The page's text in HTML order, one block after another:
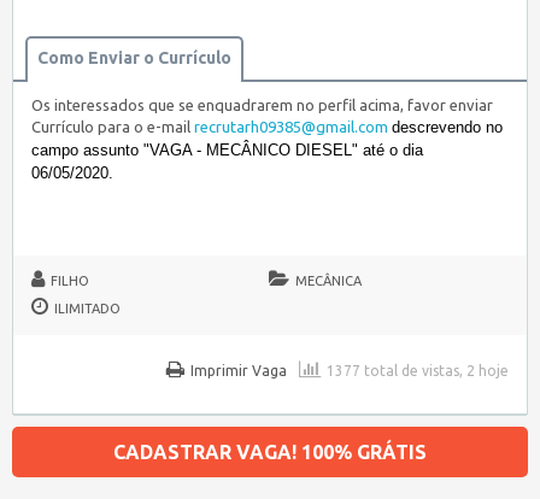
Como Enviar o Currículo
Os interessados que se enquadrarem no perfil acima, favor enviar
Currículo para o e-mail recrutarh09385@gmail.com descrevendo no
campo assunto "VAGA - MECÂNICO DIESEL" até o dia
06/05/2020.
FILHO
MECÂNICA
ILIMITADO
1377 total de vistas, 2 hoje
Imprimir Vaga
CADASTRAR VAGA! 100% GRÁTIS